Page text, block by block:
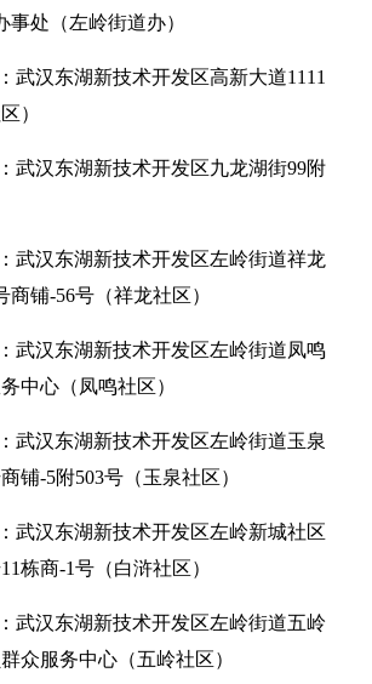
事处（左岭街道办）
武汉东湖新技术开发区高新大道1111
）
武汉东湖新技术开发区九龙湖街99附
武汉东湖新技术开发区左岭街道祥龙
商铺-56号（祥龙社区）
武汉东湖新技术开发区左岭街道凤鸣
中心（凤鸣社区）
武汉东湖新技术开发区左岭街道玉泉
铺-5附503号（玉泉社区）
武汉东湖新技术开发区左岭新城社区
栋商-1号（白浒社区）
武汉东湖新技术开发区左岭街道五岭
众服务中心（五岭社区）